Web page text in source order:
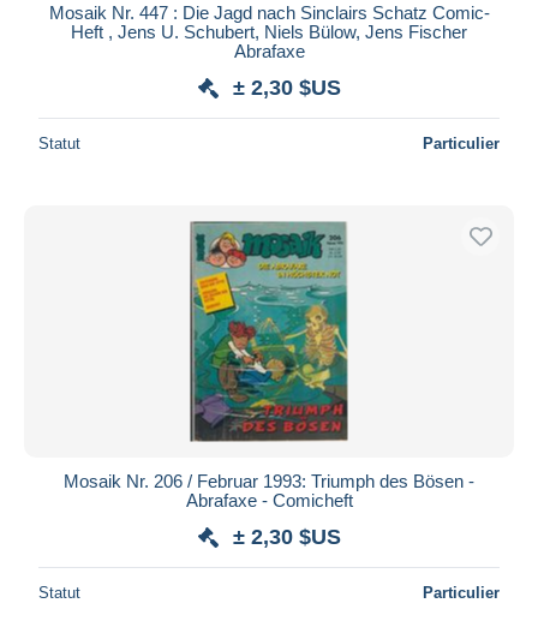
Mosaik Nr. 447 : Die Jagd nach Sinclairs Schatz Comic-
Heft , Jens U. Schubert, Niels Bülow, Jens Fischer
Abrafaxe
± 2,30 $US
Statut Particulier
Mosaik Nr. 206 / Februar 1993: Triumph des Bösen -
Abrafaxe - Comicheft
± 2,30 $US
Statut Particulier